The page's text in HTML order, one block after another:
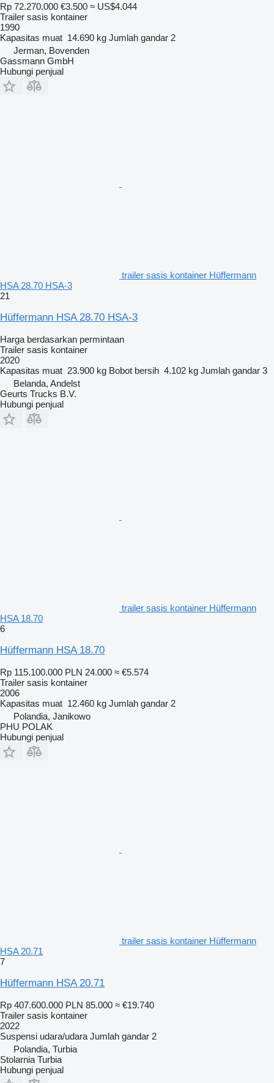
Rp 72.270.000 €3.500 ≈ US$4.044
Trailer sasis kontainer
1990
Kapasitas muat 14.690 kg Jumlah gandar 2
Jerman, Bovenden
Gassmann GmbH
Hubungi penjual
trailer sasis kontainer Hüffermann
HSA 28.70 HSA-3
21
Hüffermann HSA 28.70 HSA-3
Harga berdasarkan permintaan
Trailer sasis kontainer
2020
Kapasitas muat 23.900 kg Bobot bersih 4.102 kg Jumlah gandar 3
Belanda, Andelst
Geurts Trucks B.V.
Hubungi penjual
trailer sasis kontainer Hüffermann
HSA 18.70
6
Hüffermann HSA 18.70
Rp 115.100.000 PLN 24.000 ≈ €5.574
Trailer sasis kontainer
2006
Kapasitas muat 12.460 kg Jumlah gandar 2
Polandia, Janikowo
PHU POLAK
Hubungi penjual
trailer sasis kontainer Hüffermann
HSA 20.71
7
Hüffermann HSA 20.71
Rp 407.600.000 PLN 85.000 ≈ €19.740
Trailer sasis kontainer
2022
Suspensi udara/udara Jumlah gandar 2
Polandia, Turbia
Stolarnia Turbia
Hubungi penjual